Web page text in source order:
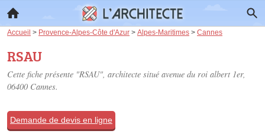
Accueil > Provence-Alpes-Côte d'Azur > Alpes-Maritimes > Cannes
RSAU
Cette fiche présente "RSAU", architecte situé avenue du roi albert 1er,
06400 Cannes.
Demande de devis en ligne